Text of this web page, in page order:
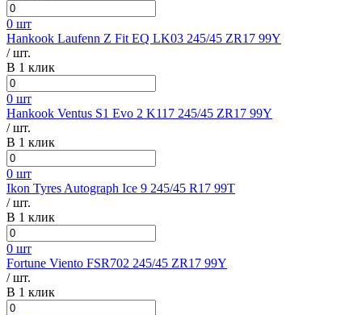
0 шт
Hankook Laufenn Z Fit EQ LK03 245/45 ZR17 99Y
/ шт.
В 1 клик
0 шт
Hankook Ventus S1 Evo 2 K117 245/45 ZR17 99Y
/ шт.
В 1 клик
0 шт
Ikon Tyres Autograph Ice 9 245/45 R17 99T
/ шт.
В 1 клик
0 шт
Fortune Viento FSR702 245/45 ZR17 99Y
/ шт.
В 1 клик